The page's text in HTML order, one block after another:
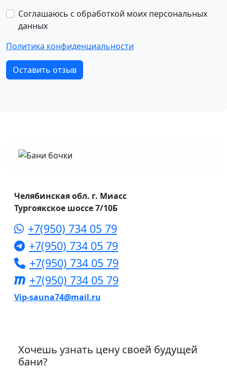
Соглашаюсь с обработкой моих персональных
данных
Политика конфиденциальности
Оставить отзыв
Челябинская обл. г. Миасс
Тургоякское шоссе 7/10Б
+7(950) 734 05 79
+7(950) 734 05 79
+7(950) 734 05 79
+7(950) 734 05 79
Vip-sauna74@mail.ru
Хочешь узнать цену своей будущей
бани?